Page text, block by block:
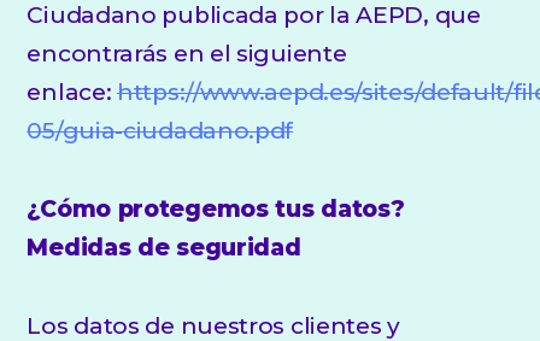
Ciudadano publicada por la AEPD, que
encontrarás en el siguiente
enlace:https://www.aepd.es/sites/default/
05/guia-ciudadano.pdf
¿Cómo protegemos tus datos?
Medidas de seguridad
Los datos de nuestros clientes y